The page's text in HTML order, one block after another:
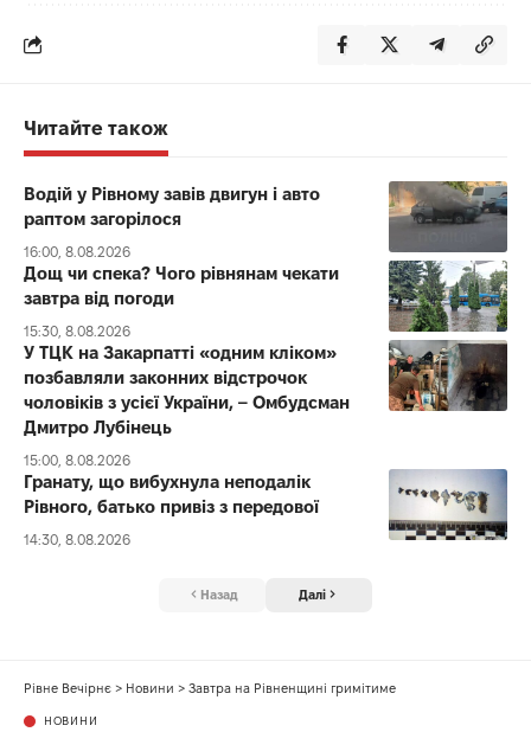
Читайте також
Водій у Рівному завів двигун і авто
раптом загорілося
16:00, 8.08.2026
Дощ чи спека? Чого рівнянам чекати
завтра від погоди
15:30, 8.08.2026
У ТЦК на Закарпатті «одним кліком»
позбавляли законних відстрочок
чоловіків з усієї України, – Омбудсман
Дмитро Лубінець
15:00, 8.08.2026
Гранату, що вибухнула неподалік
Рівного, батько привіз з передової
14:30, 8.08.2026
Назад Далі
Рівне Вечірнє > Новини > Завтра на Рівненщині гримітиме
НОВИНИ